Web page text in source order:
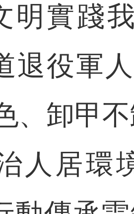
明實踐
退役軍
、卸甲
人居環